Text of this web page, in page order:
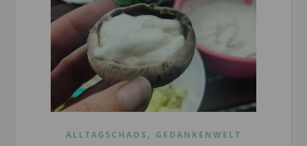
ALLTAGSCHAOS , GEDANKENWELT